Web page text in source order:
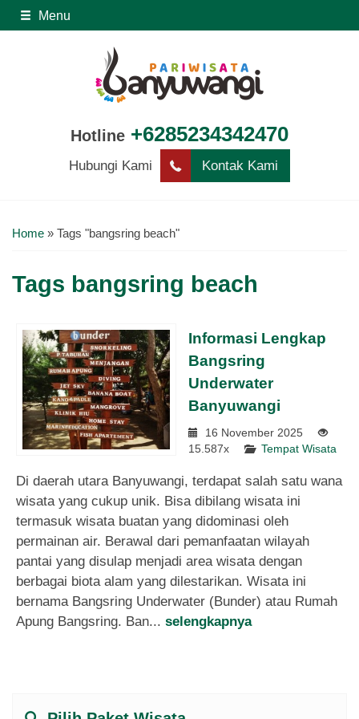
Menu
Hotline +6285234342470
Hubungi Kami Kontak Kami
Home » Tags "bangsring beach"
Tags bangsring beach
Informasi Lengkap
Bangsring
Underwater
Banyuwangi
16 November 2025
15.587x
Tempat Wisata
Di daerah utara Banyuwangi, terdapat salah satu wana
wisata yang cukup unik. Bisa dibilang wisata ini
termasuk wisata buatan yang didominasi oleh
permainan air. Berawal dari pemanfaatan wilayah
pantai yang disulap menjadi area wisata dengan
berbagai biota alam yang dilestarikan. Wisata ini
bernama Bangsring Underwater (Bunder) atau Rumah
Apung Bangsring. Ban... selengkapnya